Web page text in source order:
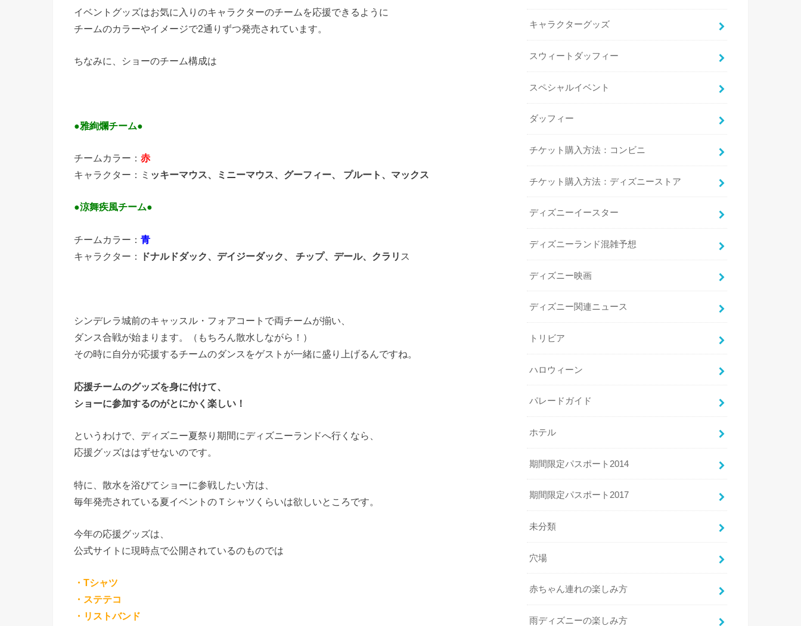
イベントグッズはお気に入りのキャラクターのチームを応援できるように
チームのカラーやイメージで2通りずつ発売されています。
ちなみに、ショーのチーム構成は
●雅絢爛チーム●
チームカラー： 赤
キャラクター：ミ ッキーマウス、ミニーマウス、グーフィー、 プルート、マックス
●涼舞疾風チーム●
チームカラー： 青
キャラクター：
ドナルドダック、デイジーダック、 チップ、デール、クラリ ス
シンデレラ城前のキャッスル・フォアコートで両チームが揃い、
ダンス合戦が始まります。（もちろん散水しながら！）
その時に自分が応援するチームのダンスをゲストが一緒に盛り上げるんですね。
応援チームのグッズを身に付けて、
ショーに参加するのがとにかく楽しい！
というわけで、ディズニー夏祭り期間にディズニーランドへ行くなら、
応援グッズははずせないのです。
特に、散水を浴びてショーに参戦したい方は、
毎年発売されている夏イベントのＴシャツくらいは欲しいところです。
今年の応援グッズは、
公式サイトに現時点で公開されているのものでは
・Tシャツ
・ステテコ
・リストバンド
キャラクターグッズ
スウィートダッフィー
スペシャルイベント
ダッフィー
チケット購入方法：コンビニ
チケット購入方法：ディズニーストア
ディズニーイースター
ディズニーランド混雑予想
ディズニー映画
ディズニー関連ニュース
トリビア
ハロウィーン
パレードガイド
ホテル
期間限定パスポート2014
期間限定パスポート2017
未分類
穴場
赤ちゃん連れの楽しみ方
雨ディズニーの楽しみ方